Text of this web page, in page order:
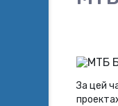
За цей